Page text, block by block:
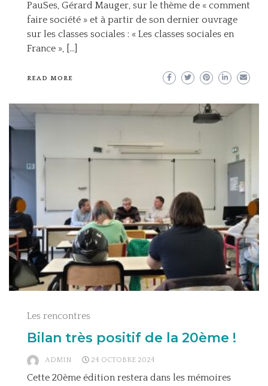
PauSes, Gérard Mauger, sur le thème de « comment
faire société » et à partir de son dernier ouvrage
sur les classes sociales : « Les classes sociales en
France », […]
READ MORE
Les rencontres
Bilan très positif de la 20ème !
ADMIN 24 OCTOBRE 2024
Cette 20ème édition restera dans les mémoires